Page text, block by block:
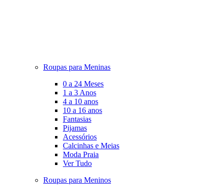
Roupas para Meninas
0 a 24 Meses
1 a 3 Anos
4 a 10 anos
10 a 16 anos
Fantasias
Pijamas
Acessórios
Calcinhas e Meias
Moda Praia
Ver Tudo
Roupas para Meninos